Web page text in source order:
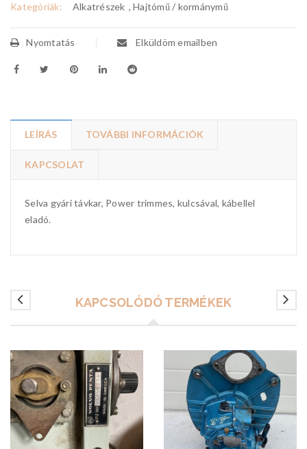
Kategóriák: Alkatrészek , Hajtómű / kormánymű
Nyomtatás Elküldöm emailben
LEÍRÁS TOVÁBBI INFORMÁCIÓK
KAPCSOLAT
Selva gyári távkar, Power trimmes, kulcsával, kábellel
eladó.
KAPCSOLÓDÓ TERMÉKEK